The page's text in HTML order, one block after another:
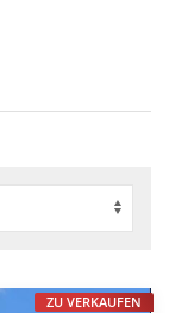
ZU VERKAUFEN